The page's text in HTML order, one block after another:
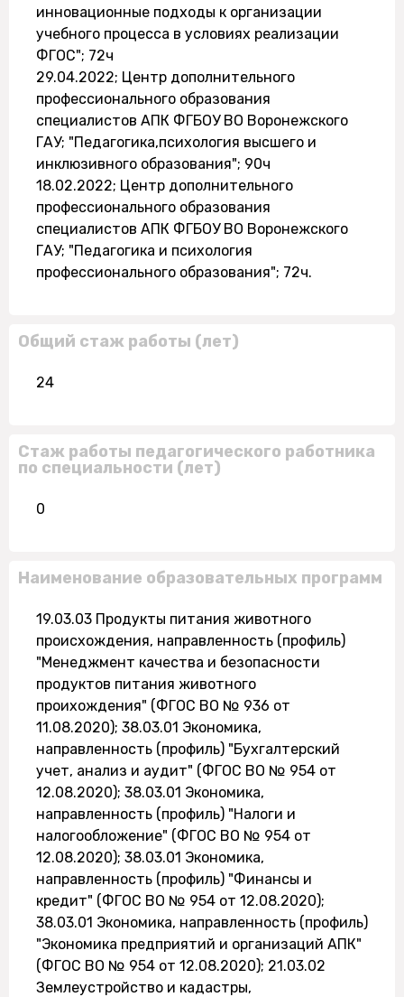
инновационные подходы к организации
учебного процесса в условиях реализации
ФГОС"; 72ч
29.04.2022; Центр дополнительного
профессионального образования
специалистов АПК ФГБОУ ВО Воронежского
ГАУ; "Педагогика,психология высшего и
инклюзивного образования"; 90ч
18.02.2022; Центр дополнительного
профессионального образования
специалистов АПК ФГБОУ ВО Воронежского
ГАУ; "Педагогика и психология
профессионального образования"; 72ч.
Общий стаж работы (лет)
24
Стаж работы педагогического работника
по специальности (лет)
0
Наименование образовательных программ
19.03.03 Продукты питания животного
происхождения, направленность (профиль)
"Менеджмент качества и безопасности
продуктов питания животного
проихождения" (ФГОС ВО № 936 от
11.08.2020); 38.03.01 Экономика,
направленность (профиль) "Бухгалтерский
учет, анализ и аудит" (ФГОС ВО № 954 от
12.08.2020); 38.03.01 Экономика,
направленность (профиль) "Налоги и
налогообложение" (ФГОС ВО № 954 от
12.08.2020); 38.03.01 Экономика,
направленность (профиль) "Финансы и
кредит" (ФГОС ВО № 954 от 12.08.2020);
38.03.01 Экономика, направленность (профиль)
"Экономика предприятий и организаций АПК"
(ФГОС ВО № 954 от 12.08.2020); 21.03.02
Землеустройство и кадастры,